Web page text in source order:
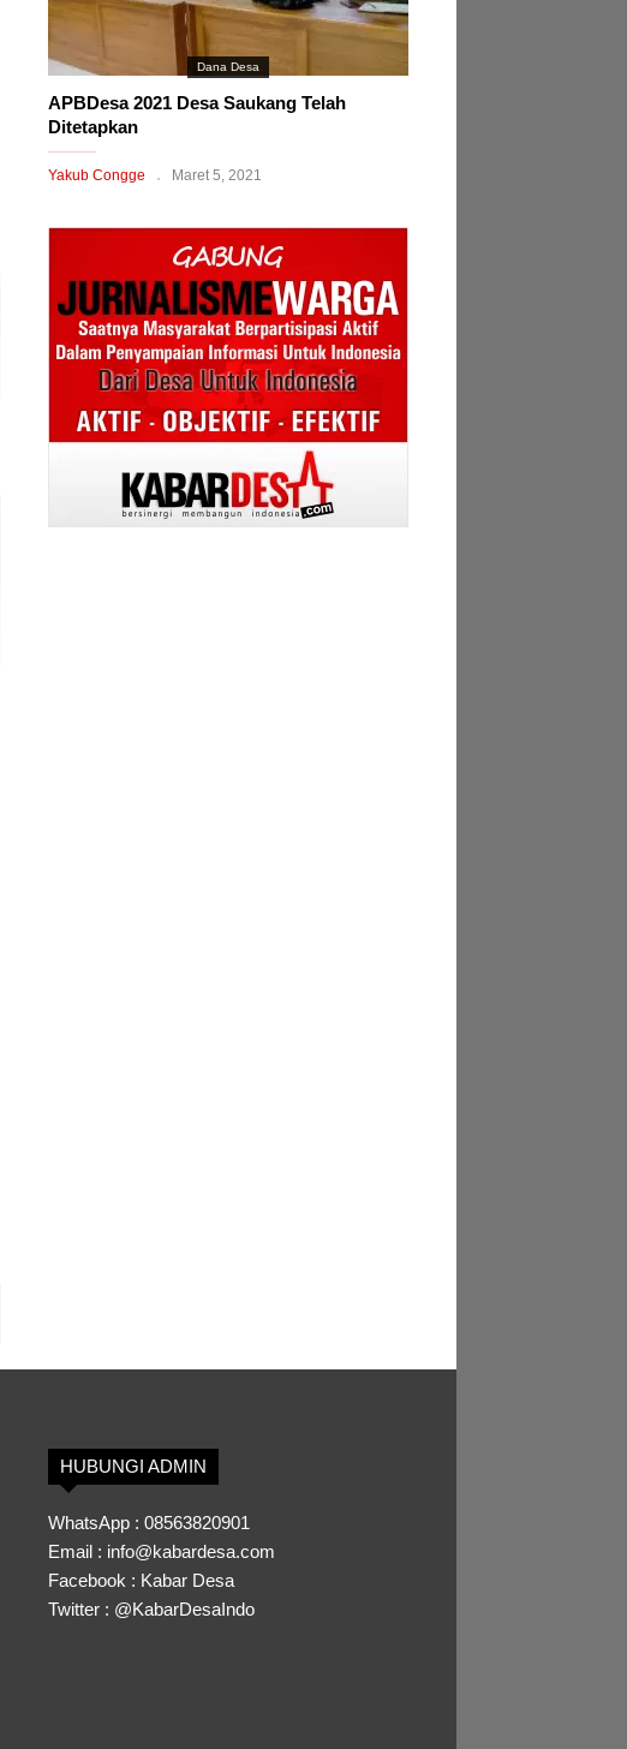
Dana Desa
APBDesa 2021 Desa Saukang Telah
Ditetapkan
Yakub Congge Maret 5, 2021
HUBUNGI ADMIN
WhatsApp : 08563820901
Email : info@kabardesa.com
Facebook : Kabar Desa
Twitter : @KabarDesaIndo